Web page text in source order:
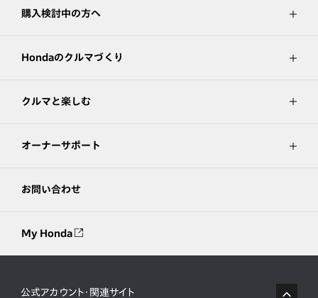
購入検討中の方へ
Hondaのクルマづくり
クルマと楽しむ
オーナーサポート
お問い合わせ
My Honda
公式アカウント・関連サイト